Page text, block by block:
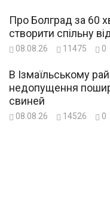
Про Болград за 60
створити спільну
08.08.26 11475 0
В Ізмаїльському
недопущення
свиней
08.08.26 14526 0